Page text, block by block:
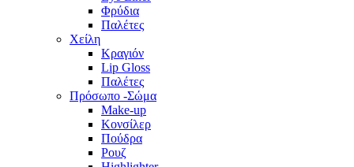
Φρύδια
Παλέτες
Χείλη
Κραγιόν
Lip Gloss
Παλέτες
Πρόσωπο -Σώμα
Make-up
Κονσίλερ
Πούδρα
Ρουζ